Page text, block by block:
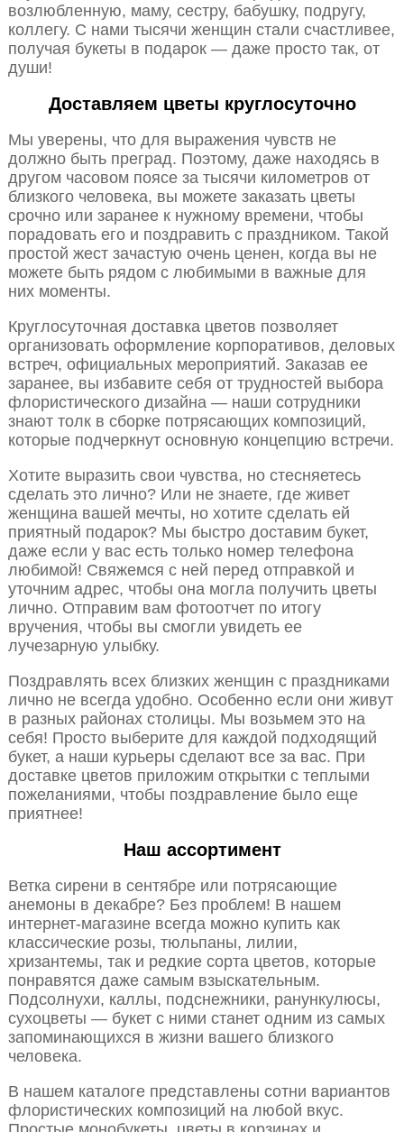
возлюбленную, маму, сестру, бабушку, подругу,
коллегу. С нами тысячи женщин стали счастливее,
получая букеты в подарок — даже просто так, от
души!
Доставляем цветы круглосуточно
Мы уверены, что для выражения чувств не
должно быть преград. Поэтому, даже находясь в
другом часовом поясе за тысячи километров от
близкого человека, вы можете заказать цветы
срочно или заранее к нужному времени, чтобы
порадовать его и поздравить с праздником. Такой
простой жест зачастую очень ценен, когда вы не
можете быть рядом с любимыми в важные для
них моменты.
Круглосуточная доставка цветов позволяет
организовать оформление корпоративов, деловых
встреч, официальных мероприятий. Заказав ее
заранее, вы избавите себя от трудностей выбора
флористического дизайна — наши сотрудники
знают толк в сборке потрясающих композиций,
которые подчеркнут основную концепцию встречи.
Хотите выразить свои чувства, но стесняетесь
сделать это лично? Или не знаете, где живет
женщина вашей мечты, но хотите сделать ей
приятный подарок? Мы быстро доставим букет,
даже если у вас есть только номер телефона
любимой! Свяжемся с ней перед отправкой и
уточним адрес, чтобы она могла получить цветы
лично. Отправим вам фотоотчет по итогу
вручения, чтобы вы смогли увидеть ее
лучезарную улыбку.
Поздравлять всех близких женщин с праздниками
лично не всегда удобно. Особенно если они живут
в разных районах столицы. Мы возьмем это на
себя! Просто выберите для каждой подходящий
букет, а наши курьеры сделают все за вас. При
доставке цветов приложим открытки с теплыми
пожеланиями, чтобы поздравление было еще
приятнее!
Наш ассортимент
Ветка сирени в сентябре или потрясающие
анемоны в декабре? Без проблем! В нашем
интернет-магазине всегда можно купить как
классические розы, тюльпаны, лилии,
хризантемы, так и редкие сорта цветов, которые
понравятся даже самым взыскательным.
Подсолнухи, каллы, подснежники, ранункулюсы,
сухоцветы — букет с ними станет одним из самых
запоминающихся в жизни вашего близкого
человека.
В нашем каталоге представлены сотни вариантов
флористических композиций на любой вкус.